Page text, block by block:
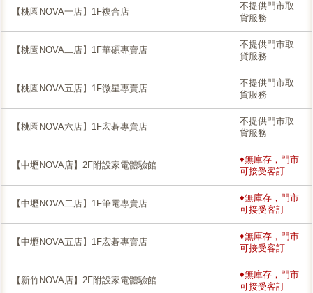
【桃園NOVA一店】1F複合店
不提供門市取
貨服務
【桃園NOVA二店】1F華碩專賣店
不提供門市取
貨服務
【桃園NOVA五店】1F微星專賣店
不提供門市取
貨服務
【桃園NOVA六店】1F宏碁專賣店
不提供門市取
貨服務
【中壢NOVA店】2F附設家電體驗館
♦無庫存，門市
可接受客訂
【中壢NOVA二店】1F筆電專賣店
♦無庫存，門市
可接受客訂
【中壢NOVA五店】1F宏碁專賣店
♦無庫存，門市
可接受客訂
【新竹NOVA店】2F附設家電體驗館
♦無庫存，門市
可接受客訂